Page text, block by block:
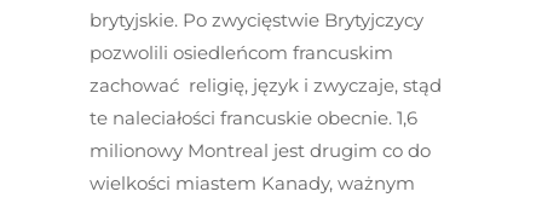
brytyjskie. Po zwycięstwie Brytyjczycy
pozwolili osiedleńcom francuskim
zachować religię, język i zwyczaje, stąd
te naleciałości francuskie obecnie. 1,6
milionowy Montreal jest drugim co do
wielkości miastem Kanady, ważnym